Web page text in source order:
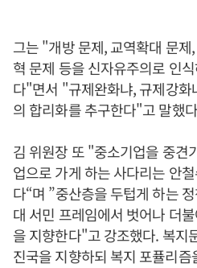
그는 "개방 문제, 교역확대 문제
혁 문제 등을 신자유주의로 인
다"면서 "규제완화냐, 규제강화
의 합리화를 추구한다"고 말했
김 위원장 또 "중소기업을 중견
업으로 가게 하는 사다리는 안
다“며 ”중산층을 두텁게 하는
대 서민 프레임에서 벗어나 더
을 지향한다"고 강조했다. 복지
진국을 지향하되 복지 포퓰리